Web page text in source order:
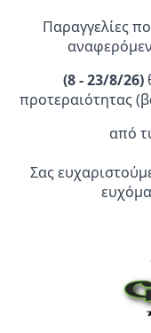
Παραγγελίες
(8 - 23/8/26)
προτεραιότητας
από
Σας